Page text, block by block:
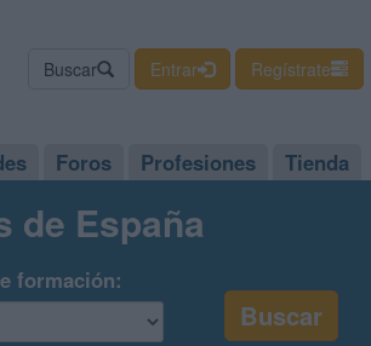
Buscar Entrar Regístrate
Foros Profesiones Tienda
de España
formación: